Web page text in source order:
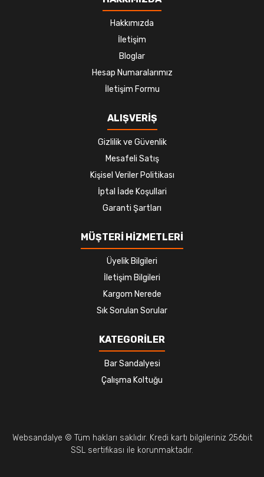
Hakkımızda
İletişim
Bloglar
Hesap Numaralarımız
İletişim Formu
ALIŞVERİŞ
Gizlilik ve Güvenlik
Mesafeli Satış
Kişisel Veriler Politikası
İptal İade Koşullari
Garanti Şartları
MÜŞTERİ HİZMETLERİ
Üyelik Bilgileri
İletişim Bilgileri
Kargom Nerede
Sık Sorulan Sorular
KATEGORİLER
Bar Sandalyesi
Çalışma Koltuğu
Websandalye © Tüm hakları saklıdır. Kredi kartı bilgileriniz 256bit
SSL sertifikası ile korunmaktadır.